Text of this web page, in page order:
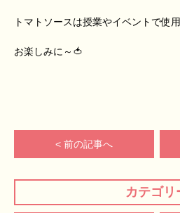
カテゴリ
トマトソースは授業やイベントで使
お楽しみに～🍅
< 前の記事へ